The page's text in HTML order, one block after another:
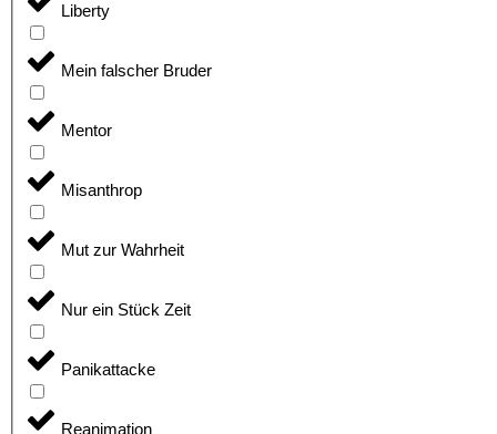
Liberty
Mein falscher Bruder
Mentor
Misanthrop
Mut zur Wahrheit
Nur ein Stück Zeit
Panikattacke
Reanimation